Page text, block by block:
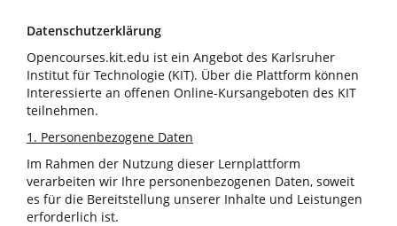
Datenschutzerklärung
Opencourses.kit.edu ist ein Angebot des Karlsruher
Institut für Technologie (KIT). Über die Plattform können
Interessierte an offenen Online-Kursangeboten des KIT
teilnehmen.
1. Personenbezogene Daten
Im Rahmen der Nutzung dieser Lernplattform
verarbeiten wir Ihre personenbezogenen Daten, soweit
es für die Bereitstellung unserer Inhalte und Leistungen
erforderlich ist.